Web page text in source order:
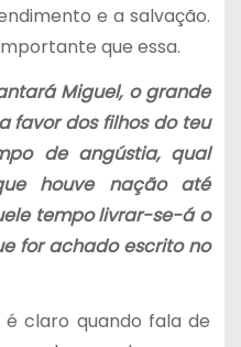
e a salvação.
que essa.
Miguel, o grande
favor dos filhos do teu
de angústia, qual
houve nação até
tempo livrar-se-á o
for achado escrito no
claro quando fala de